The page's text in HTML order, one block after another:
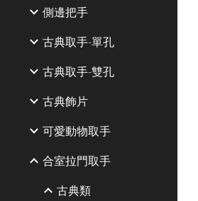
側邊把手
古典取手-單孔
古典取手-雙孔
古典飾片
可愛動物取手
合室拉門取手
古典類